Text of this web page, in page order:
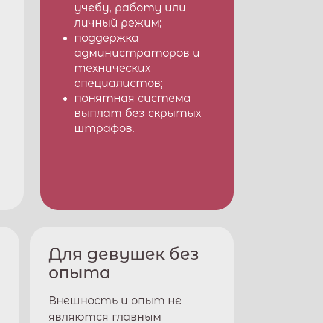
учебу, работу или
личный режим;
поддержка
администраторов и
технических
специалистов;
понятная система
выплат без скрытых
штрафов.
Для девушек без
опыта
Внешность и опыт не
являются главным